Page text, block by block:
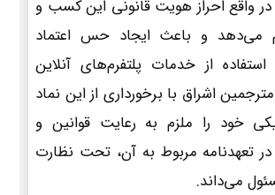
در واقع احراز هویت قانونی این کسب و
می‌دهد و باعث ایجاد حس اعتماد
استفاده از خدمات پلتفرم‌های آنلاین
اشراق با برخورداری از این نماد
خود را ملزم به رعایت قوانین و
تعهدنامه مربوط به آن، تحت نظارت
می‌داند.